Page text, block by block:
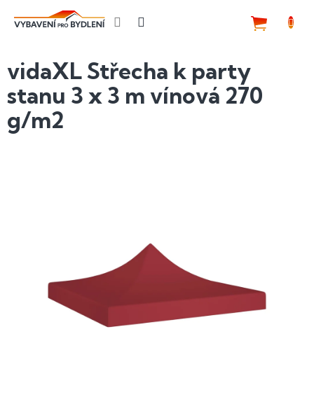
vidaXL Střecha k party
stanu 3 x 3 m vínová 270
g/m2